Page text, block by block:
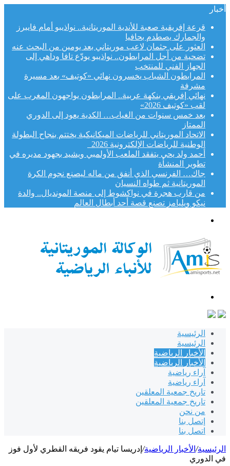
أخبار
قرعة إفريقية صعبة للأندية الموريتانية.. نواذيبو أمام فايبرز
والجمارك يصطدم بحافيا
العثور على جثمان لاعب موريتاني بعد يومين من البحث عنه
تضحية من أجل المرابطون.. نواذيبو يودّع تافا وداهي إلى
الجهاز الفني للمنتخب
المرابطون الشباب يخسرون نهائي «كوتيف» بعد مسيرة
مشرفة
نهائي إفريقي بنكهة عربية.. المرابطون يواجهون المغرب على
لقب «كوتيف 2026»
بعد خمس سنوات من الغياب… الكدية يعود إلى الدوري
الممتاز
الاتحاد الموريتاني للرياضات الميكانيكية يختتم بنجاح البطولة
الوطنية للرياضات الإلكترونية 2026
أحمد ولد يحي يتفقد الملعب الأولمبي ويشيد بجهود مديره في
تطوير المنشأة
جاك… الفرنسي الذي أنفق من ماله ليصنع نجوم الكرة
الموريتانية ثم طواه النسيان
من قارب هجرة في نواكشوط إلى منصة المونديال.. والدة
نيكو ويليامز تصنع قصة أحد أبطال العالم
الرئيسية
الرئيسية
الأخبار الرياضية
الأخبار الرياضية
آراء رياضية
آراء رياضية
تاريخ جمعية المعلقين
تاريخ جمعية المعلقين
من نحن
إتصل بنا
اتصل بنا
الرئيسية/ الأخبار الرياضية/ إدريسا تيام يقود فريقه القطري لأول فوز
في الدوري